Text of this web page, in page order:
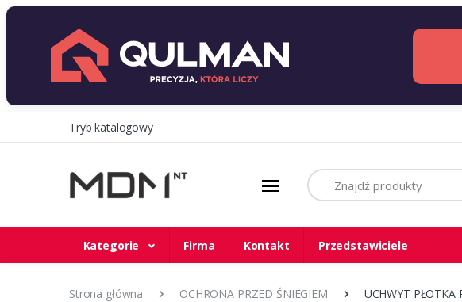
Tryb katalogowy
Szukaj
Kategorie Firma Kontakt Przedstawiciele
Strona główna OCHRONA PRZED ŚNIEGIEM UCHWYT PŁOTKA